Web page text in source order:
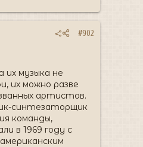
#902
их музыка не
их можно разве
артистов.
синтезаторщик
команды,
в 1969 году с